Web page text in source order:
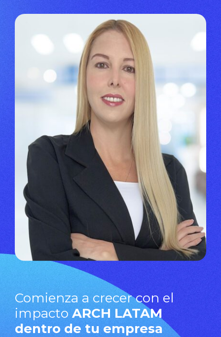
Comienza a crecer con el
impacto ARCH LATAM
dentro de tu empresa